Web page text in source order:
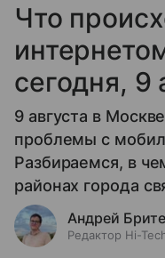
Что
сегодня, 9
9 августа в
проблемы с
Разбираемся, в
районах города
Андрей
Редактор Hi-